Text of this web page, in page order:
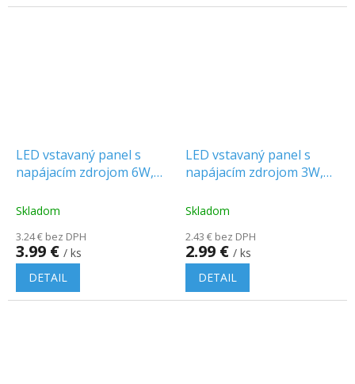
LED vstavaný panel s
napájacím zdrojom 6W,
Skladom
3.24 € bez DPH
3.99 € / ks
DETAIL
LED vstavaný panel s
napájacím zdrojom 3W,
Skladom
2.43 € bez DPH
2.99 € / ks
DETAIL